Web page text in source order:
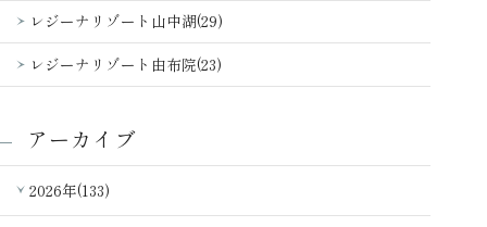
レジーナリゾート山中湖(29)
レジーナリゾート由布院(23)
アーカイブ
2026年(133)